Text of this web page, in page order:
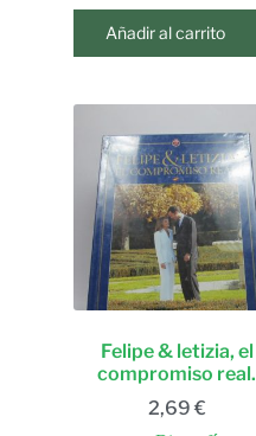
Añadir al carrito
Felipe & letizia, el
compromiso real.
2,69 €